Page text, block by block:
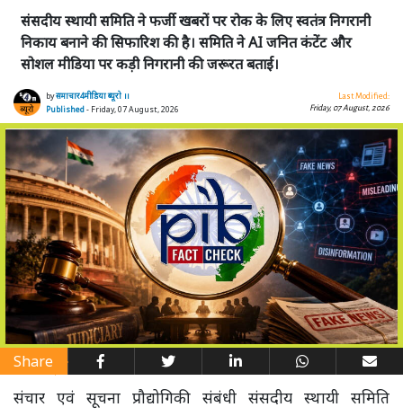
संसदीय स्थायी समिति ने फर्जी खबरों पर रोक के लिए स्वतंत्र निगरानी
निकाय बनाने की सिफारिश की है। समिति ने AI जनित कंटेंट और
सोशल मीडिया पर कड़ी निगरानी की जरूरत बताई।
byसमाचार4मीडिया ब्यूरो ।।
Published- Friday, 07 August, 2026
Last Modified:
Friday, 07 August, 2026
Share
संचार एवं सूचना प्रौद्योगिकी संबंधी संसदीय स्थायी समिति